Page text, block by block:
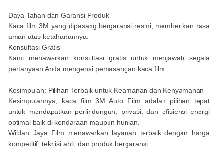
Daya Tahan dan Garansi Produk
Kaca film 3M yang dipasang bergaransi resmi, memberikan rasa
aman atas ketahanannya.
Konsultasi Gratis
Kami menawarkan konsultasi gratis untuk menjawab segala
pertanyaan Anda mengenai pemasangan kaca film.
Kesimpulan: Pilihan Terbaik untuk Keamanan dan Kenyamanan
Kesimpulannya, kaca film 3M Auto Film adalah pilihan tepat
untuk mendapatkan perlindungan, privasi, dan efisiensi energi
optimal baik di kendaraan maupun hunian.
Wildan Jaya Film menawarkan layanan terbaik dengan harga
kompetitif, teknisi ahli, dan produk bergaransi.